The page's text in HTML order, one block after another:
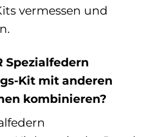
vermessen und
Spezialfedern
Kit mit anderen
kombinieren?